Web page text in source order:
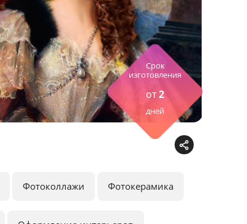
Срок
изготовления
от2
дней
Фотоколлажи Фотокерамика